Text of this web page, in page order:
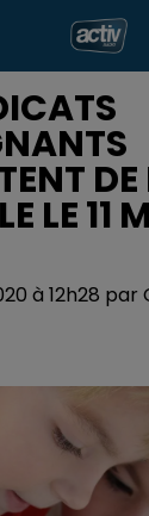
DE
LE 11
à 12h28 par